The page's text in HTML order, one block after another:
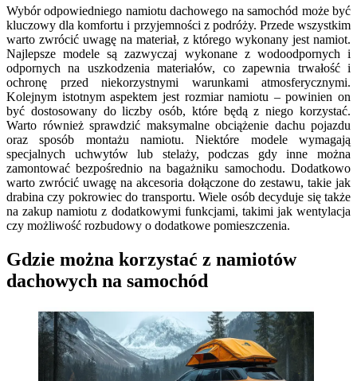
Wybór odpowiedniego namiotu dachowego na samochód może być
kluczowy dla komfortu i przyjemności z podróży. Przede wszystkim
warto zwrócić uwagę na materiał, z którego wykonany jest namiot.
Najlepsze modele są zazwyczaj wykonane z wodoodpornych i
odpornych na uszkodzenia materiałów, co zapewnia trwałość i
ochronę przed niekorzystnymi warunkami atmosferycznymi.
Kolejnym istotnym aspektem jest rozmiar namiotu – powinien on
być dostosowany do liczby osób, które będą z niego korzystać.
Warto również sprawdzić maksymalne obciążenie dachu pojazdu
oraz sposób montażu namiotu. Niektóre modele wymagają
specjalnych uchwytów lub stelaży, podczas gdy inne można
zamontować bezpośrednio na bagażniku samochodu. Dodatkowo
warto zwrócić uwagę na akcesoria dołączone do zestawu, takie jak
drabina czy pokrowiec do transportu. Wiele osób decyduje się także
na zakup namiotu z dodatkowymi funkcjami, takimi jak wentylacja
czy możliwość rozbudowy o dodatkowe pomieszczenia.
Gdzie można korzystać z namiotów
dachowych na samochód